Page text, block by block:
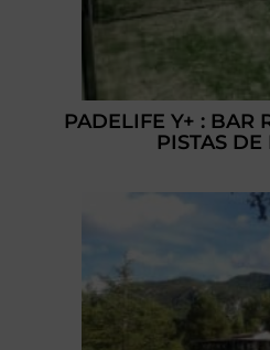
PADELIFE Y+ : BAR
PISTAS